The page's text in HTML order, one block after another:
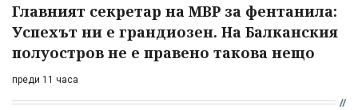
Главният секретар на МВР за фентанила:
Успехът ни е грандиозен. На Балканския
полуостров не е правено такова нещо
преди 11 часа